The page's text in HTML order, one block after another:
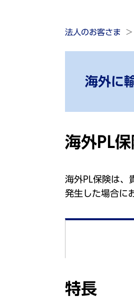
法人のお客さま
海外に
海外PL
海外PL保険は、
発生した場合に
特長